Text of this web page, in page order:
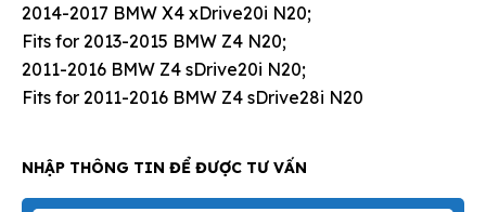
2014-2017 BMW X4 xDrive20i N20;
Fits for 2013-2015 BMW Z4 N20;
2011-2016 BMW Z4 sDrive20i N20;
Fits for 2011-2016 BMW Z4 sDrive28i N20
NHẬP THÔNG TIN ĐỂ ĐƯỢC TƯ VẤN